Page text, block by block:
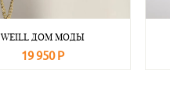
WEILL ДОМ МОДЫ
19 950 Р